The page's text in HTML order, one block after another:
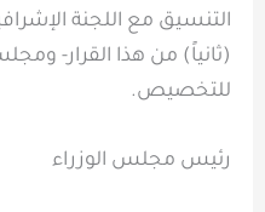
التنسيق مع اللجنة
(ثانياً) من هذا القرار-
للتخصيص.
رئيس مجلس الوزراء